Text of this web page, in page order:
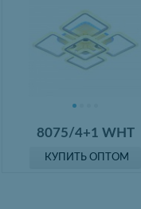
8075/4+1 WHT
КУПИТЬ ОПТОМ